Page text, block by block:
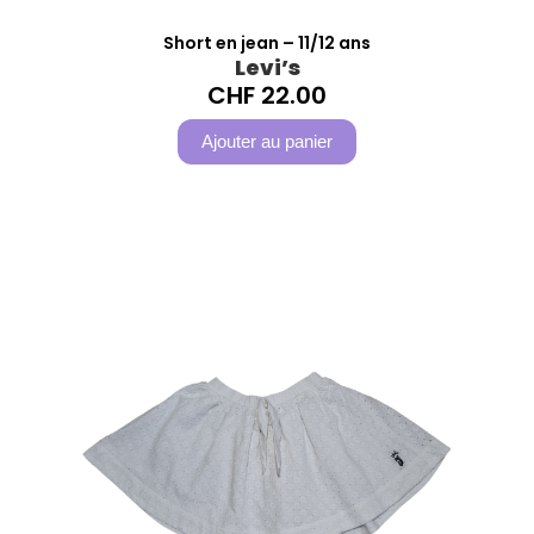
Short en jean – 11/12 ans
Levi’s
CHF 22.00
Ajouter au panier